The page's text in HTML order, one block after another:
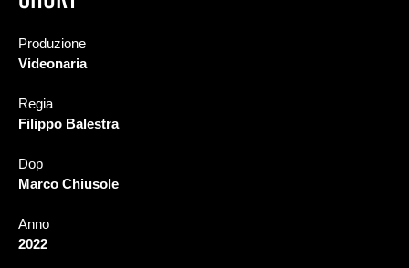
Produzione
Videonaria
Regia
Filippo Balestra
Dop
Marco Chiusole
Anno
2022